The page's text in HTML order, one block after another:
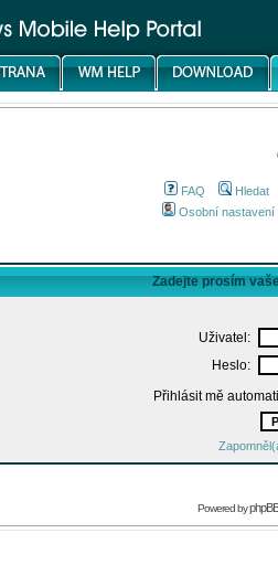
FAQ Hledat
Osobní nastavení
Zadejte prosím
Uživatel:
Heslo:
Přihlásit mě
Powered byphpBB